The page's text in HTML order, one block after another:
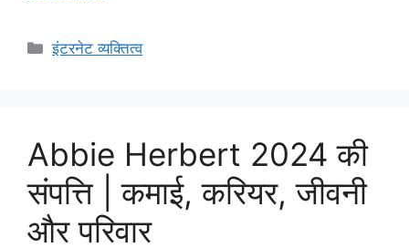
Categories
इंटरनेट व्यक्तित्व
Abbie Herbert 2024 की
संपत्ति | कमाई, करियर, जीवनी
और परिवार